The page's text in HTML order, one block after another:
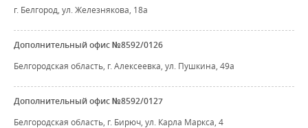
г. Белгород, ул. Железнякова, 18а
Дополнительный офис №8592/0126
Белгородская область, г. Алексеевка, ул. Пушкина, 49а
Дополнительный офис №8592/0127
Белгородская область, г. Бирюч, ул. Карла Маркса, 4